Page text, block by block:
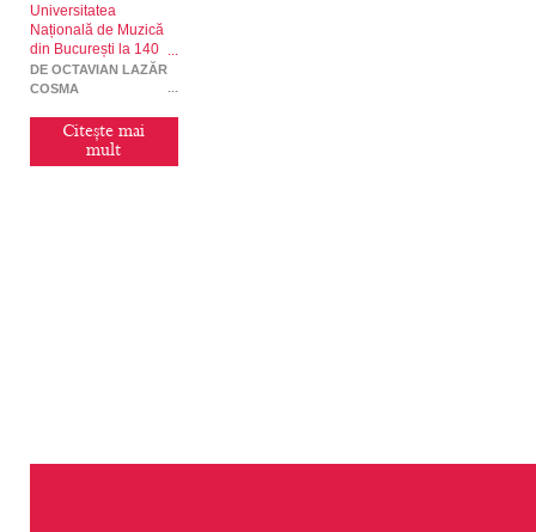
Universitatea
Națională de Muzică
din București la 140
de ani, vol. 4
DE OCTAVIAN LAZĂR
COSMA
Citește mai
mult